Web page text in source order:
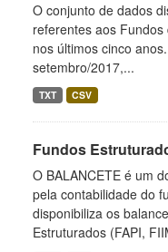
O conjunto de dados
referentes aos
nos últimos cinco
setembro/2017,...
TXT CSV
Fundos
O BALANCETE é um
pela contabilidade do
disponibiliza os
Estruturados (FAPI,